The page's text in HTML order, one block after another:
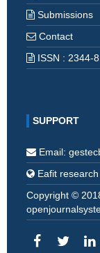
Submissions
Contact
ISSN : 2344-
SUPPORT
Email:
Eafit research
Copyright ©